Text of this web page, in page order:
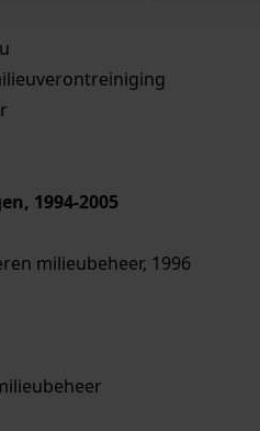
1994-2005
milieubeheer, 1996